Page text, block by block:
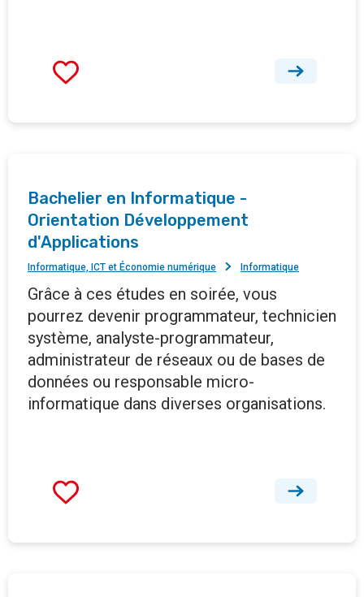
Bachelier en Informatique -
Orientation Développement
d'Applications
Informatique, ICT et Économie numérique Informatique
Grâce à ces études en soirée, vous
pourrez devenir programmateur, technicien
système, analyste-programmateur,
administrateur de réseaux ou de bases de
données ou responsable micro-
informatique dans diverses organisations.